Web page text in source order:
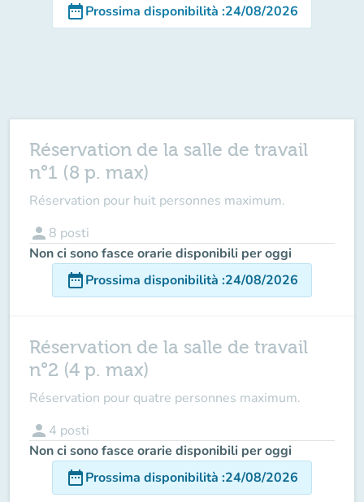
date_rangeProssima disponibilità :24/08/2026
Réservation de la salle de travail
n°1 (8 p. max)
Réservation pour huit personnes maximum.
person 8 posti
Non ci sono fasce orarie disponibili per oggi
date_rangeProssima disponibilità :24/08/2026
Réservation de la salle de travail
n°2 (4 p. max)
Réservation pour quatre personnes maximum.
person 4 posti
Non ci sono fasce orarie disponibili per oggi
date_rangeProssima disponibilità :24/08/2026